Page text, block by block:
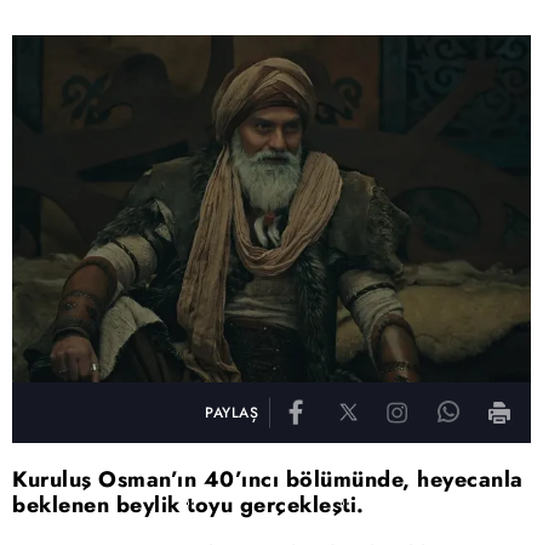
PAYLAŞ
Kuruluş Osman’ın 40’ıncı bölümünde, heyecanla
beklenen beylik toyu gerçekleşti.